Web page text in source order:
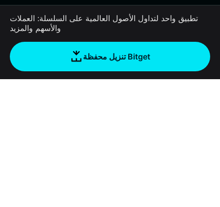
تطبيق واحد لتداول الأصول العالمية على السلسلة: العملات
والأسهم والمزيد
تنزيل محفظة Bitget